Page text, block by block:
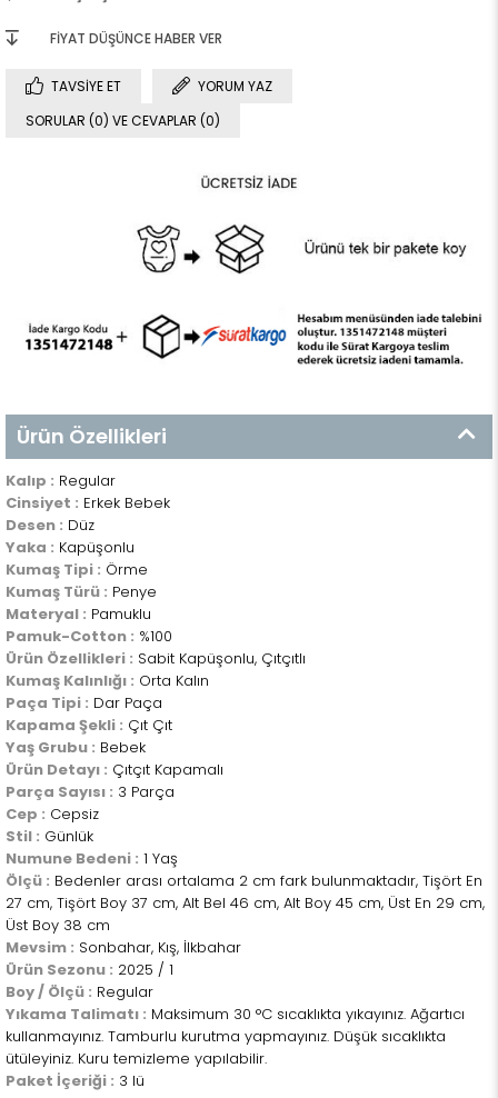
FIYAT DÜŞÜNCE HABER VER
TAVSIYE ET
YORUM YAZ
SORULAR (0) VE CEVAPLAR (0)
Ürün Özellikleri
Kalıp : Regular
Cinsiyet : Erkek Bebek
Desen : Düz
Yaka : Kapüşonlu
Kumaş Tipi : Örme
Kumaş Türü : Penye
Materyal : Pamuklu
Pamuk-Cotton : %100
Ürün Özellikleri : Sabit Kapüşonlu, Çıtçıtlı
Kumaş Kalınlığı : Orta Kalın
Paça Tipi : Dar Paça
Kapama Şekli : Çıt Çıt
Yaş Grubu : Bebek
Ürün Detayı : Çıtçıt Kapamalı
Parça Sayısı : 3 Parça
Cep : Cepsiz
Stil : Günlük
Numune Bedeni : 1 Yaş
Ölçü : Bedenler arası ortalama 2 cm fark bulunmaktadır, Tişört En
27 cm, Tişört Boy 37 cm, Alt Bel 46 cm, Alt Boy 45 cm, Üst En 29 cm,
Üst Boy 38 cm
Mevsim : Sonbahar, Kış, İlkbahar
Ürün Sezonu : 2025 / 1
Boy / Ölçü : Regular
Yıkama Talimatı : Maksimum 30 °C sıcaklıkta yıkayınız. Ağartıcı
kullanmayınız. Tamburlu kurutma yapmayınız. Düşük sıcaklıkta
ütüleyiniz. Kuru temizleme yapılabilir.
Paket İçeriği : 3 lü